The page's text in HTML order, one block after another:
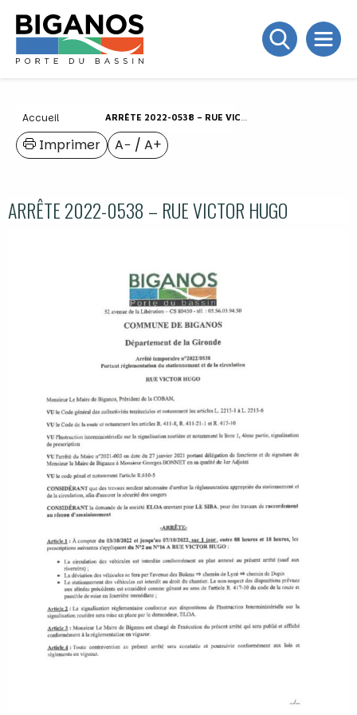
Accueil ARRÊTE 2022-0538 – RUE VICTOR HUGO
A− / A+
Imprimer
ARRÊTE 2022-0538 – RUE VICTOR HUGO